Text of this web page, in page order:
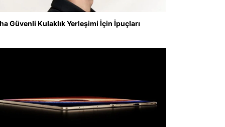
Güvenli Kulaklık Yerleşimi İçin İpuçları